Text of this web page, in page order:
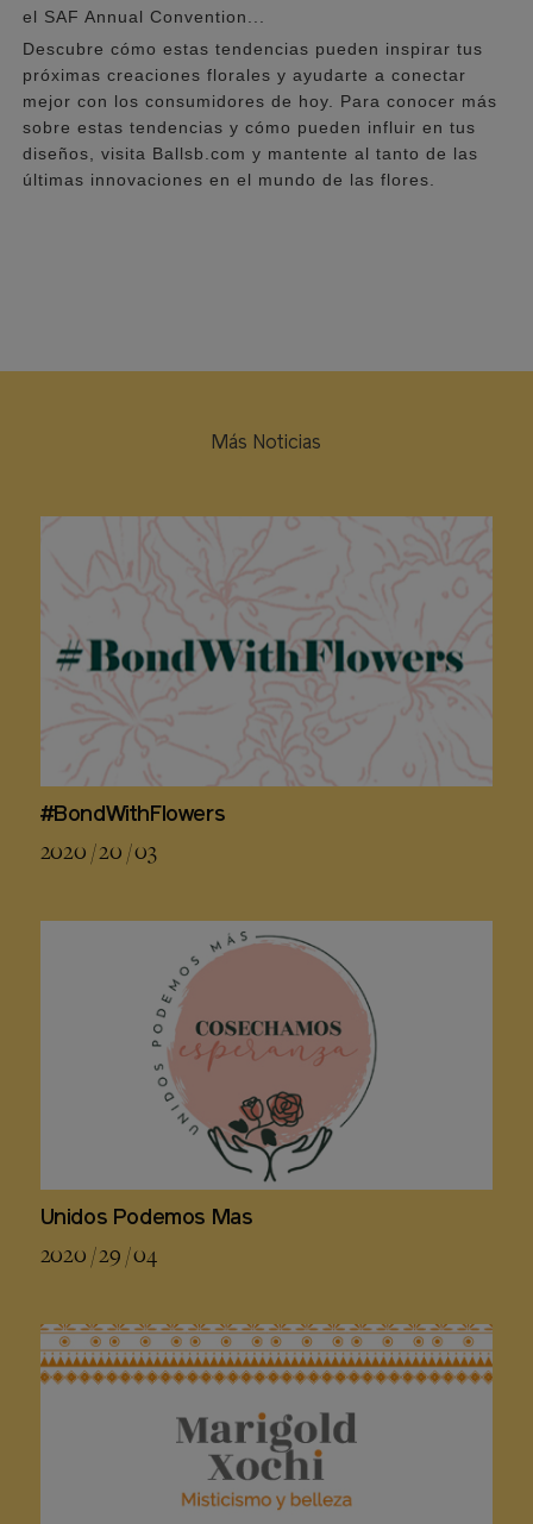
el SAF Annual Convention...
Descubre cómo estas tendencias pueden inspirar tus
próximas creaciones florales y ayudarte a conectar
mejor con los consumidores de hoy. Para conocer más
sobre estas tendencias y cómo pueden influir en tus
diseños, visita Ballsb.com y mantente al tanto de las
últimas innovaciones en el mundo de las flores.
Más Noticias
#BondWithFlowers
2020 / 20 / 03
Unidos Podemos Mas
2020 / 29 / 04